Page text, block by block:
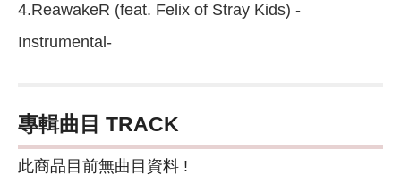
4.ReawakeR (feat. Felix of Stray Kids) -
Instrumental-
專輯曲目 TRACK
此商品目前無曲目資料 !